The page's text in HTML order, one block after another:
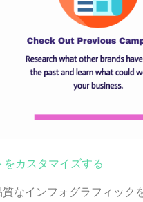
カスタマイズする
なインフォグラフィック